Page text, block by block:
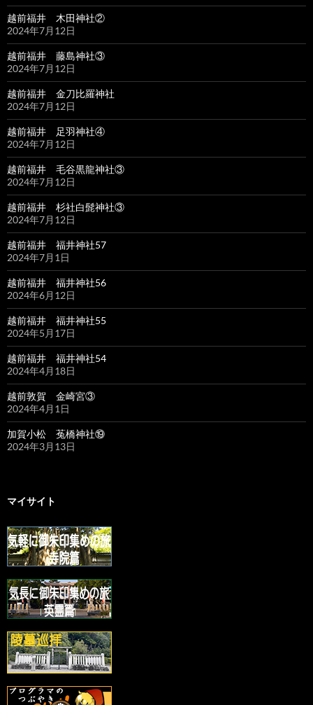
越前福井 木田神社②
2024年7月12日
越前福井 藤島神社③
2024年7月12日
越前福井 金刀比羅神社
2024年7月12日
越前福井 足羽神社④
2024年7月12日
越前福井 毛谷黒龍神社③
2024年7月12日
越前福井 杉社白髭神社③
2024年7月12日
越前福井 福井神社57
2024年7月1日
越前福井 福井神社56
2024年6月12日
越前福井 福井神社55
2024年5月17日
越前福井 福井神社54
2024年4月18日
越前敦賀 金崎宮③
2024年4月1日
加賀小松 菟橋神社⑲
2024年3月13日
マイサイト